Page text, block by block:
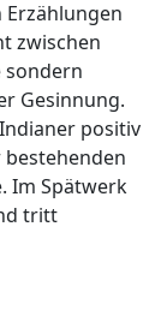
Erzählungen
zwischen
sondern
Gesinnung.
positiv
Im Spätwerk
tritt